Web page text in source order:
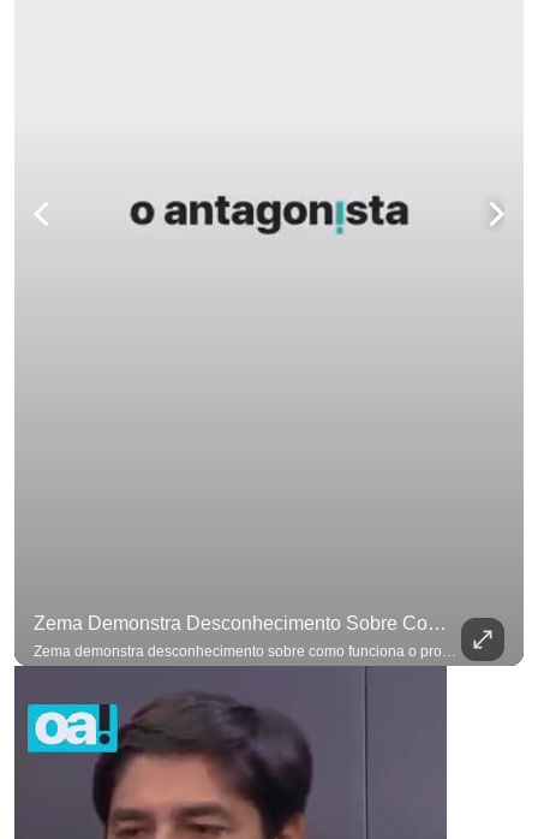
Zema Demonstra Desconhecimento Sobre Como Funciona O Processo De Mudança Das Leis. #OAntagonista
Zema demonstra desconhecimento sobre como funciona o processo de mudança das leis. #OAntagonista Se você busca informação com credibilidade, inscreva-se agora e ative o